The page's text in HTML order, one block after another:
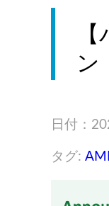
ン
日付：
タグ: